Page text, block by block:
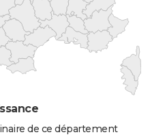
de ce département